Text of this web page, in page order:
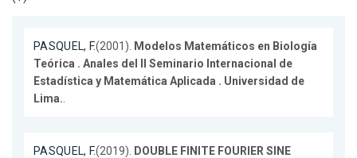
PASQUEL, F.(2001).
Modelos Matemáticos en Biología
Teórica . Anales del II Seminario Internacional de
Estadística y Matemática Aplicada . Universidad de
Lima.
PASQUEL, F.(2019).
DOUBLE FINITE FOURIER SINE